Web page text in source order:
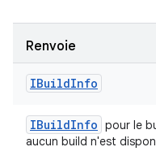
Renvoie
IBuildInfo
IBuildInfo pour le
aucun build n'est